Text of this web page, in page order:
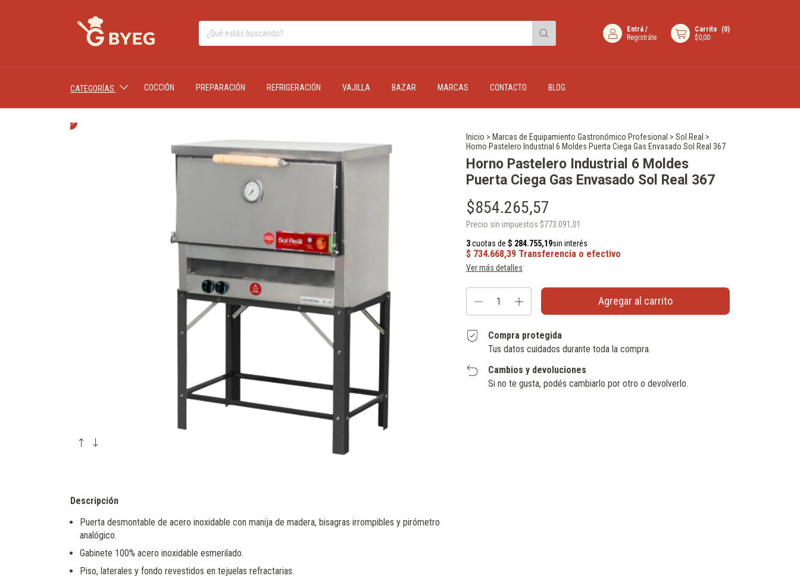
Entrá /
Registráte
Carrito (0)
$0,00
CATEGORÍAS COCCIÓN PREPARACIÓN REFRIGERACIÓN VAJILLA BAZAR MARCAS CONTACTO BLOG
Inicio > Marcas de Equipamiento Gastronómico Profesional > Sol Real >
Horno Pastelero Industrial 6 Moldes Puerta Ciega Gas Envasado Sol Real 367
Horno Pastelero Industrial 6 Moldes
Puerta Ciega Gas Envasado Sol Real 367
$854.265,57
Precio sin impuestos $773.091,01
Ver más detalles
Compra protegida
Tus datos cuidados durante toda la compra.
Cambios y devoluciones
Si no te gusta, podés cambiarlo por otro o devolverlo.
Descripción
Puerta desmontable de acero inoxidable con manija de madera, bisagras irrompibles y pirómetro
analógico.
Gabinete 100% acero inoxidable esmerilado.
Piso, laterales y fondo revestidos en tejuelas refractarias.